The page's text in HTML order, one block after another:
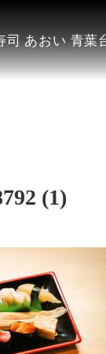
司 あおい 青葉
(1)